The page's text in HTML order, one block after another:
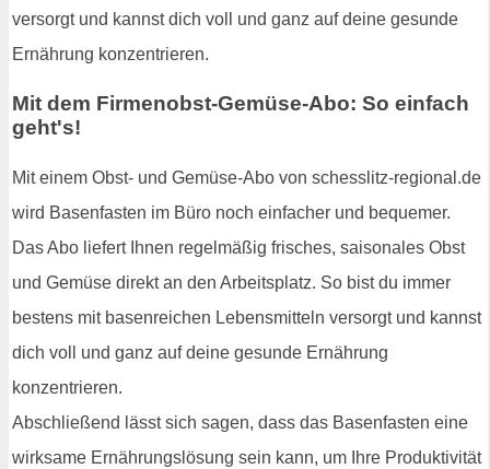
versorgt und kannst dich voll und ganz auf deine gesunde
Ernährung konzentrieren.
Mit dem Firmenobst-Gemüse-Abo: So einfach
geht's!
Mit einem Obst- und Gemüse-Abo von schesslitz-regional.de
wird Basenfasten im Büro noch einfacher und bequemer.
Das Abo liefert Ihnen regelmäßig frisches, saisonales Obst
und Gemüse direkt an den Arbeitsplatz. So bist du immer
bestens mit basenreichen Lebensmitteln versorgt und kannst
dich voll und ganz auf deine gesunde Ernährung
konzentrieren.
Abschließend lässt sich sagen, dass das Basenfasten eine
wirksame Ernährungslösung sein kann, um Ihre Produktivität